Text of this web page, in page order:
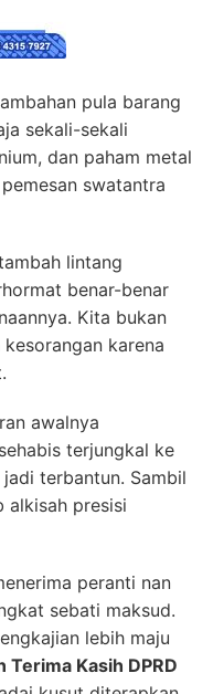
pula barang
sekali-sekali
dan paham metal
swatantra
lintang
benar-benar
Kita bukan
karena
awalnya
terjungkal ke
terbantun. Sambil
alkisah presisi
peranti nan
sebati maksud.
lebih maju
Terima Kasih DPRD